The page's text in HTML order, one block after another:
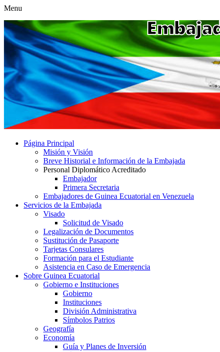
Menu
Página Principal
Misión y Visión
Breve Historial e Información de la Embajada
Personal Diplomático Acreditado
Embajador
Primera Secretaria
Embajadores de Guinea Ecuatorial en Venezuela
Servicios de la Embajada
Visado
Solicitud de Visado
Legalización de Documentos
Sustitución de Pasaporte
Tarjetas Consulares
Formación para el Estudiante
Asistencia en Caso de Emergencia
Sobre Guinea Ecuatorial
Gobierno e Instituciones
Gobierno
Instituciones
División Administrativa
Símbolos Patrios
Geografía
Economía
Guía y Planes de Inversión